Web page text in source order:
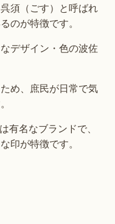
須（ごす）と呼ばれ
のが特徴です。
デザイン・色の波佐
め、庶民が日常で気
有名なブランドで、
印が特徴です。